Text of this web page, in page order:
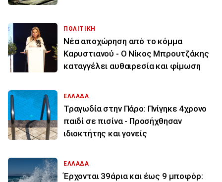
ΠΟΛΙΤΙΚΗ
Νέα αποχώρηση από το κόμμα
Καρυστιανού - Ο Νίκος Μπρουτζάκης
καταγγέλει αυθαιρεσία και φίμωση
ΕΛΛΑΔΑ
Τραγωδία στην Πάρο: Πνίγηκε 4χρονο
παιδί σε πισίνα - Προσήχθησαν
ιδιοκτήτης και γονείς
ΕΛΛΑΔΑ
Έρχονται 39άρια και έως 9 μποφόρ: